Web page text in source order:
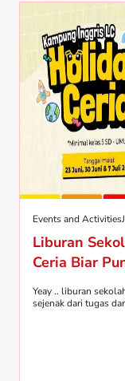
Events and Activities
Liburan
Ceria Biar
Yeay .. liburan
sejenak dari tugas